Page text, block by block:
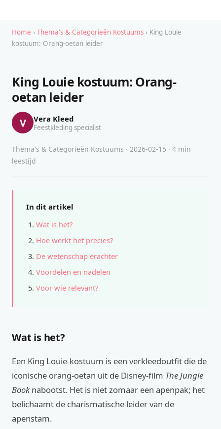
Home › Thema's & Categorieën Kostuums › King Louie
kostuum: Orang-oetan leider
King Louie kostuum: Orang-
oetan leider
V Vera Kleed
Feestkleding specialist
Thema's & Categorieën Kostuums · 2026-02-15 · 4 min
leestijd
In dit artikel
Wat is het?
Hoe werkt het precies?
De wetenschap erachter
Voordelen en nadelen
Voor wie relevant?
Wat is het?
Een King Louie-kostuum is een verkleedoutfit die de
iconische orang-oetan uit de Disney-film The Jungle
Booknabootst. Het is niet zomaar een apenpak; het
belichaamt de charismatische leider van de
apenstam.